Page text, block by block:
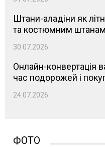
Штани-аладіни як
та костюмним штанам
30.07.2026
Онлайн-конвертація
час подорожей і
24.07.2026
ФОТО